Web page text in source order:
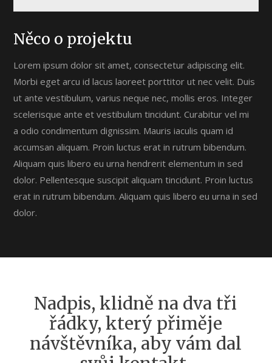
Něco o projektu
Lorem ipsum dolor sit amet, consectetur adipiscing elit.
Morbi eget arcu id lacus laoreet porttitor ut nec velit. Duis
ut ante vestibulum, varius neque nec, mollis eros. Integer
scelerisque ante et vestibulum tincidunt. Curabitur vel mi
a odio condimentum dignissim. Mauris iaculis quam id
accumsan aliquam. Proin luctus erat in rutrum bibendum.
Aliquam quis libero eu urna hendrerit elementum in sed
dolor. Pellentesque suscipit aliquam tincidunt. Proin luctus
erat in rutrum bibendum. Aliquam quis libero eu urna in sed
dolor.
Nadpis, klidně na dva tři
řádky, který přiměje
návštěvníka, aby vám dal